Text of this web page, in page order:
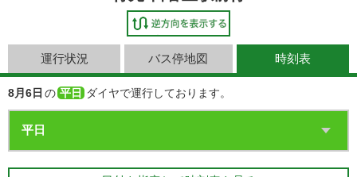
運行状況 バス停地図 時刻表
8月6日 の 平日 ダイヤで運行しております。